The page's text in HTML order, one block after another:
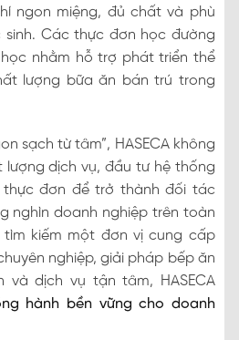
ngon miệng, đủ chất và phù
Các thực đơn học đường
nhằm hỗ trợ phát triển thể
lượng bữa ăn bán trú trong
sạch từ tâm”, HASECA không
dịch vụ, đầu tư hệ thống
đơn để trở thành đối tác
nghìn doanh nghiệp trên toàn
kiếm một đơn vị cung cấp
nghiệp, giải pháp bếp ăn
và dịch vụ tận tâm, HASECA
hành bền vững cho doanh